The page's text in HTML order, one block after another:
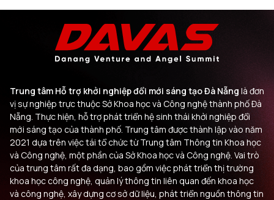
Trung tâm Hỗ trợ khởi nghiệp đổi mới sáng tạo Đà Nẵng là đơn
vị sự nghiệp trực thuộc Sở Khoa học và Công nghệ thành phố Đà
Nẵng. Thực hiện, hỗ trợ phát triển hệ sinh thái khởi nghiệp đổi
mới sáng tạo của thành phố. Trung tâm được thành lập vào năm
2021 dựa trên việc tái tổ chức từ Trung tâm Thông tin Khoa học
và Công nghệ, một phần của Sở Khoa học và Công nghệ. Vai trò
của trung tâm rất đa dạng, bao gồm việc phát triển thị trường
khoa học công nghệ, quản lý thông tin liên quan đến khoa học
và công nghệ, xây dựng cơ sở dữ liệu, phát triển nguồn thông tin